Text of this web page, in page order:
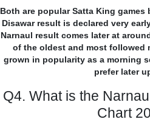
Both are popular Satta King
Disawar result is declared very
Narnaul result comes later at
of the oldest and most followed
grown in popularity as a morning
prefer later
Q4. What is the
Chart